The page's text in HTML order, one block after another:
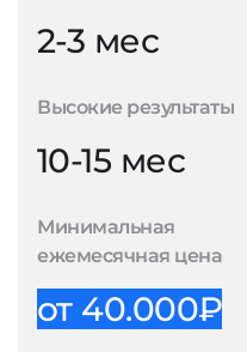
2-3 мес
Высокие результаты
10-15 мес
Минимальная
ежемесячная цена
от 40.000₽